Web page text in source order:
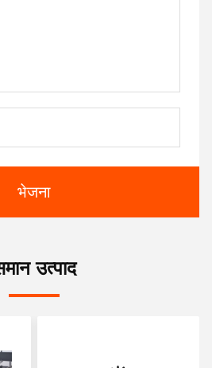
भेजना
उत्पाद